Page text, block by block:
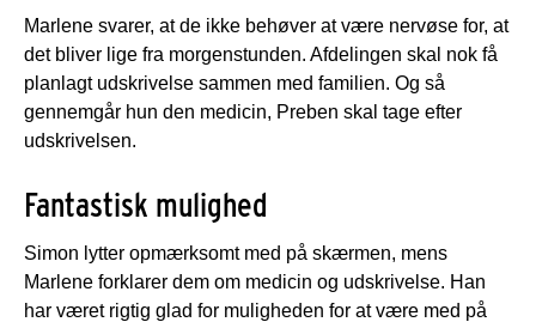
Marlene svarer, at de ikke behøver at være nervøse for, at
det bliver lige fra morgenstunden. Afdelingen skal nok få
planlagt udskrivelse sammen med familien. Og så
gennemgår hun den medicin, Preben skal tage efter
udskrivelsen.
Fantastisk mulighed
Simon lytter opmærksomt med på skærmen, mens
Marlene forklarer dem om medicin og udskrivelse. Han
har været rigtig glad for muligheden for at være med på